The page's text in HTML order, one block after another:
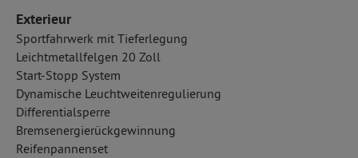
Exterieur
Sportfahrwerk mit Tieferlegung
Leichtmetallfelgen 20 Zoll
Start-Stopp System
Dynamische Leuchtweitenregulierung
Differentialsperre
Bremsenergierückgewinnung
Reifenpannenset